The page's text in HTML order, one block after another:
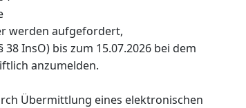
werden aufgefordert,
InsO) bis zum 15.07.2026 bei dem
anzumelden.
Übermittlung eines elektronischen